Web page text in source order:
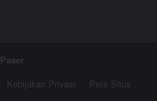
Kebijakan Privasi Peta Situs